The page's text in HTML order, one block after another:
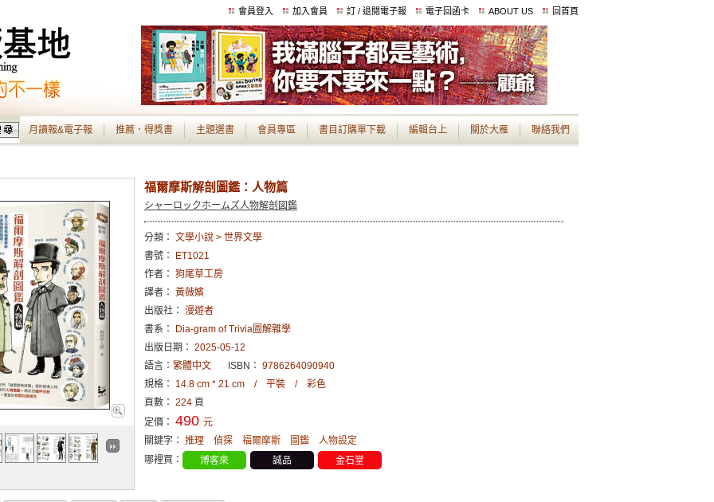
會員登入 加入會員 訂 / 退閱電子報 電子回函卡 ABOUT US 回首頁
月讀報&電子報 推薦．得獎書 主題選書 會員專區 書目訂購單下載 編輯台上 關於大雁 聯絡我們
福爾摩斯解剖圖鑑：人物篇
シャーロックホームズ人物解剖図鑑
分類： 文學小說 > 世界文學
書號：
ET1021
作者： 狗尾草工房
譯者： 黃薇嬪
出版社： 漫遊者
書系：
Dia-gram of Trivia圖解雜學
出版日期： 2025-05-12
語言： 繁體中文 ISBN： 9786264090940
規格： 14.8 cm * 21 cm / 平裝 / 彩色
頁數： 224 頁
定價： 490 元
關鍵字： 推理 偵探 福爾摩斯 圖鑑
人物設定
哪裡買：
博客來 誠品 金石堂